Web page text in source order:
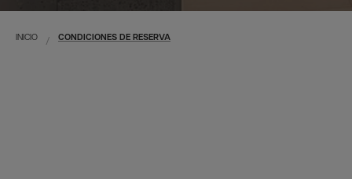
INICIO CONDICIONES DE RESERVA